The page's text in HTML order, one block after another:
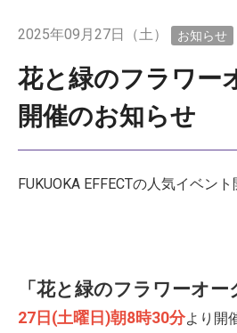
2025年09月27日（土） お知らせ
花と緑のフラワー
開催のお知らせ
FUKUOKA EFFECTの人気イベン
「花と緑のフラワーオー
27 日(土曜日)朝8時30分より開